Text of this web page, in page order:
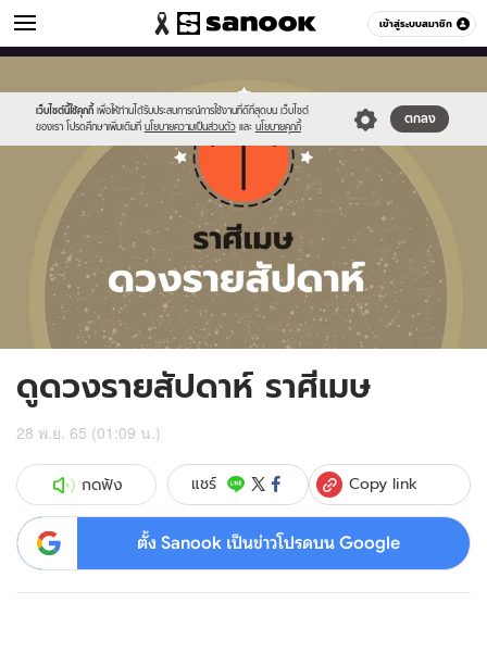
เข้าสู่ระบบสมาชิก
ดูดวง หมวดอื่นๆ
เว็บไซต์นี้ใช้คุกกี้ เพื่อให้ท่านได้รับประสบการณ์การใช้งานที่ดีที่สุดบน เว็บไซต์
ของเรา โปรดศึกษาเพิ่มเติมที่ นโยบายความเป็นส่วนตัว และ นโยบายคุกกี้
ตกลง
new-
sanook.png
horoscope-
aries_zodiac.jpg
ดูดวงรายสัปดาห์ ราศีเมษ
28 พ.ย. 65 (01:09 น.)
กดฟัง แชร์ Copy link
ตั้ง Sanook เป็นข่าวโปรดบน Google